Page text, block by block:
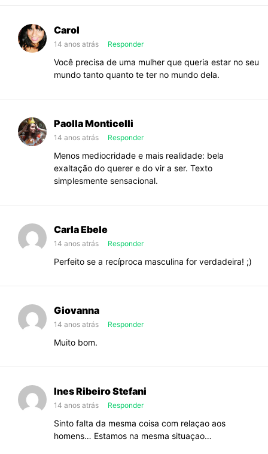
de…
Carol
14 anos atrás Responder
Você precisa de uma mulher que queria estar no seu
mundo tanto quanto te ter no mundo dela.
Paolla Monticelli
14 anos atrás Responder
Menos mediocridade e mais realidade: bela
exaltação do querer e do vir a ser. Texto
simplesmente sensacional.
Carla Ebele
14 anos atrás Responder
Perfeito se a recíproca masculina for verdadeira! ;)
Giovanna
14 anos atrás Responder
Muito bom.
Ines Ribeiro Stefani
14 anos atrás Responder
Sinto falta da mesma coisa com relaçao aos
homens… Estamos na mesma situaçao…